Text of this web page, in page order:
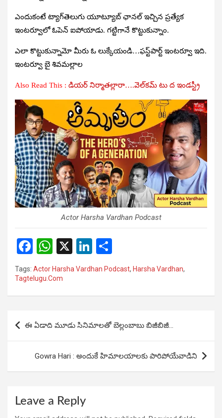
ఎందుకంటే ట్యాగ్‌తెలుగు యూట్యూబ్‌ ఛానల్‌ ఇచ్చిన ప్రత్యేక
ఇంటర్వూలో ఓపెన్‌ ఐపోయాడు. గట్టిగానే కొట్టుకున్నాం.
ఎలా కొట్టుకున్నామో మీరు ఓ లుక్కేయండి…ఫస్ట్‌పార్ట్‌ ఇంటర్వూ ఇది.
ఇంటర్వూ బై శివమల్లాల
Also Read This : డియర్‌ నిర్మాతల్లారా….వెల్‌కమ్‌ టు ద ఇండస్ట్రీ
Actor Harsha Vardhan Podcast
F
a
ce
b
o
k
W
h
at
s
p
p
X
Li
ke
dI
h
ar
e
Tags: Actor Harsha Vardhan Podcast, Harsha Vardhan,
Tagtelugu.Com
ఈ ఏడాది మూడు సినిమాలతో బెల్లంబాబు బిజీబిజీ…
Gowra Hari : అందుకే హిమాలయాలకు పారిపోయేవాడిని
Leave a Reply